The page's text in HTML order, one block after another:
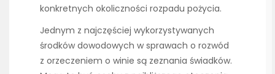
konkretnych okoliczności rozpadu pożycia.
Jednym z najczęściej wykorzystywanych
środków dowodowych w sprawach o rozwód
z orzeczeniem o winie są zeznania świadków.